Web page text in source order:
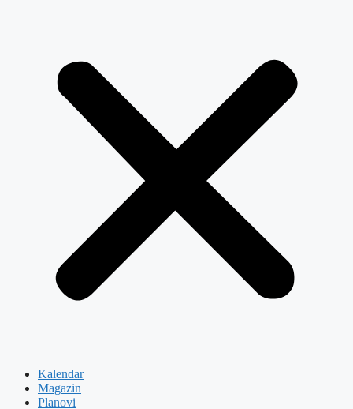
Kalendar
Magazin
Planovi